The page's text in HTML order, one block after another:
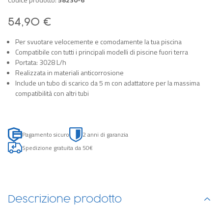
54,90 €
Per svuotare velocemente e comodamente la tua piscina
Compatibile con tutti i principali modelli di piscine fuori terra
Portata: 3028 L/h
Realizzata in materiali anticorrosione
Include un tubo di scarico da 5 m con adattatore per la massima
compatibilità con altri tubi
Pagamento sicuro
2 anni di garanzia
Spedizione gratuita da 50€
Descrizione prodotto